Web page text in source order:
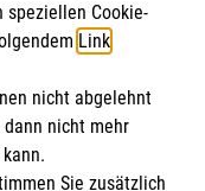
speziellen Cookie-
Link.
nicht abgelehnt
nicht mehr
Sie zusätzlich